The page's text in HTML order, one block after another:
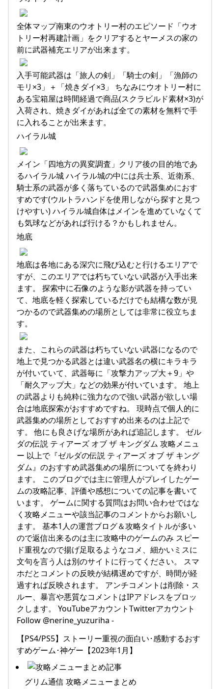
全体マップ南東のウオトリー村のエピソード「ウオ
トリー村再建計画」をクリアするとヤーメスの家の
前に武器補充エリアが出来ます。
入手可能武器は「旅人の剣」「騎士の剣」「漁師の
モリ×3」＋「焼きダイ×3」 ちなみにウオトリー村に
ある宝箱屋は時間経過で商品(スクラビルド素材×3)が
入荷され、焼きダイがあれば全ての素材を無料で手
に入れることが出来ます。
ハイラル城
メイン「四地方の異変調査」クリア後の目的地であ
るハイラル城 ハイラル城の中には兵士系、近衛系、
騎士系の武器が多く落ちているので武器集めにおす
すめです(ウルトラハンドを使用しながら探すと見つ
けやすい) ハイラル城自体はメインを進めていなくて
も気球などがあれば行ける？かもしれません。
地底
地底は各地にある深穴に飛び込むと行けるエリアで
すが、このエリアでは朽ちていない武器が入手出来
ます。 探索中に石像のような影が武器を持ってい
て、地底を軽く探索しているだけでも結構な数が見
つかるので武器集めの場所としては非常に役立ちま
す。
また、これらの武器は朽ちていない武器になるので
地上で見つかる武器とは違い武器名の横にキラキラ
が付いていて、武器毎に「攻撃力アップ大＋9」や
「耐久アップ大」などの効果が付いています。 地上
の武器よりも純粋に強力なので強い武器が欲しい場
合は地底探索がおすすめですね。 現時点で個人的に
武器集めの場所としておすすめ出来るのは上記で
す。 他にも良さげな場所があれば追記します。 ゼル
ダの伝説 ティアーズ オブ ザ キングダム 攻略メニュ
ー 以上で『ゼルダの伝説 ティアーズ オブ ザ キング
ダム』のおすすめ武器集めの場所についてを終わり
ます。 このブログでは主に管理人がプレイしたゲー
ムの攻略記事、評価や感想についての記事を書いて
います。 ゲームに関する質問はお問い合わせではな
く攻略メニューや該当記事のコメントからお願いし
ます。 基本1人の運営ブログ＆攻略タイトルが多い
ので返信出来るのは主に攻略中のゲームのみ スピー
ド重視なので揚げ足取るようなコメ、細かいミスに
文句を言う人は別のサイトに行ってください。 スマ
ホだとコメントの反映が結構遅めですが、時間が経
過すれば反映されます。 アンチコメントは削除・ス
ルー、暴言や悪質なコメントはIPアドレスをブロッ
クします。 YouTubeアカウントTwitterアカウント
Follow @nerine_yuzuriha -
【PS4/PS5】ストーリー重視の面白い･感動するおす
すめゲーム･神ゲー【2023年1月】
グリム通信 攻略メニューまとめ